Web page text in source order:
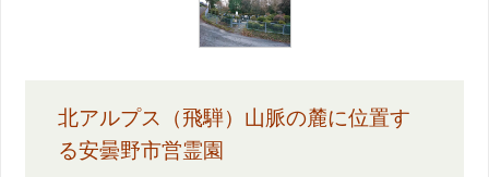
北アルプス（飛騨）山脈の麓に位置す
る安曇野市営霊園